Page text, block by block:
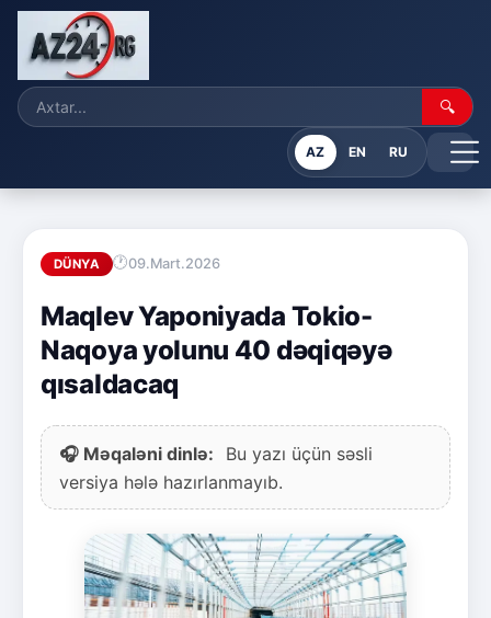
🔍
AZ EN RU
DÜNYA 09.Mart.2026
Maqlev Yaponiyada Tokio-
Naqoya yolunu 40 dəqiqəyə
qısaldacaq
🎧 Məqaləni dinlə:
Bu yazı üçün səsli
versiya hələ hazırlanmayıb.